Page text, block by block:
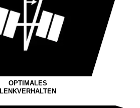
OPTIMALES
LENKVERHALTEN